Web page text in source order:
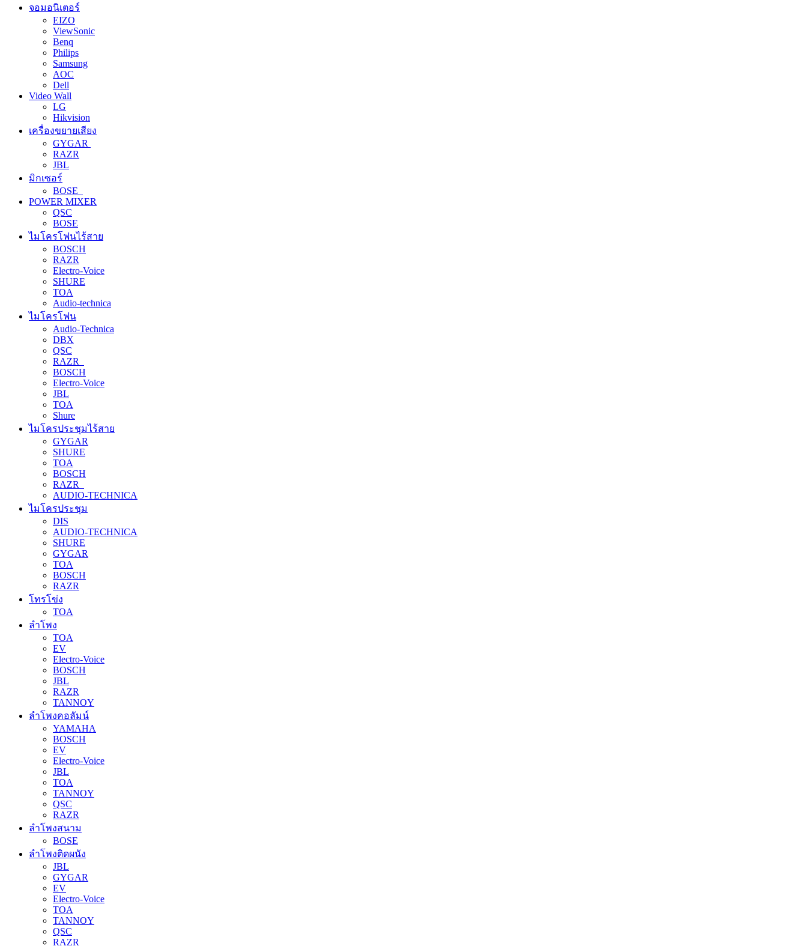
จอมอนิเตอร์
EIZO
ViewSonic
Benq
Philips
Samsung
AOC
Dell
Video Wall
LG
Hikvision
เครื่องขยายเสียง
GYGAR
RAZR
JBL
มิกเซอร์
BOSE
POWER MIXER
QSC
BOSE
ไมโครโฟนไร้สาย
BOSCH
RAZR
Electro-Voice
SHURE
TOA
Audio-technica
ไมโครโฟน
Audio-Technica
DBX
QSC
RAZR
BOSCH
Electro-Voice
JBL
TOA
Shure
ไมโครประชุมไร้สาย
GYGAR
SHURE
TOA
BOSCH
RAZR
AUDIO-TECHNICA
ไมโครประชุม
DIS
AUDIO-TECHNICA
SHURE
GYGAR
TOA
BOSCH
RAZR
โทรโข่ง
TOA
ลำโพง
TOA
EV
Electro-Voice
BOSCH
JBL
RAZR
TANNOY
ลำโพงคอลัมน์
YAMAHA
BOSCH
EV
Electro-Voice
JBL
TOA
TANNOY
QSC
RAZR
ลำโพงสนาม
BOSE
ลำโพงติดผนัง
JBL
GYGAR
EV
Electro-Voice
TOA
TANNOY
QSC
RAZR